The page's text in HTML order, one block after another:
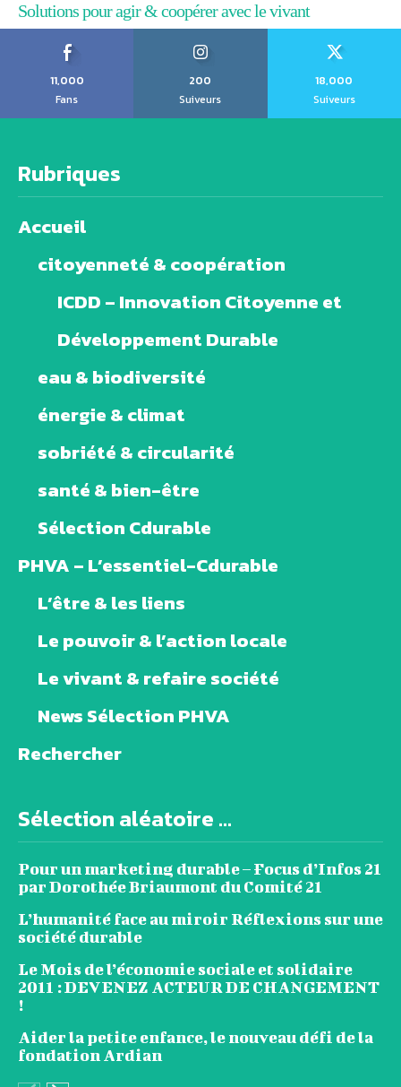
Solutions pour agir & coopérer avec le vivant
11,000
Fans
200
Suiveurs
18,000
Suiveurs
Rubriques
Accueil
citoyenneté & coopération
ICDD – Innovation Citoyenne et
Développement Durable
eau & biodiversité
énergie & climat
sobriété & circularité
santé & bien-être
Sélection Cdurable
PHVA – L’essentiel-Cdurable
L’être & les liens
Le pouvoir & l’action locale
Le vivant & refaire société
News Sélection PHVA
Rechercher
Sélection aléatoire ...
Pour un marketing durable – Focus d’Infos 21
par Dorothée Briaumont du Comité 21
L’humanité face au miroir Réflexions sur une
société durable
Le Mois de l’économie sociale et solidaire
2011 : DEVENEZ ACTEUR DE CHANGEMENT
!
Aider la petite enfance, le nouveau défi de la
fondation Ardian